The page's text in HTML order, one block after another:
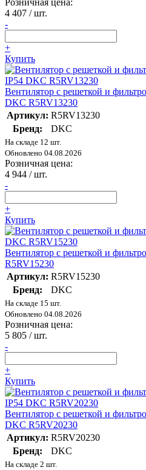
Розничная цена:
4 407 / шт.
-
+
Купить
Вентилятор c решеткой и
DKC R5RV13230
Артикул: R5RV13230
Бренд:
DKC
На складе 12 шт.
Обновлено 04.08.2026
Розничная цена:
4 944 / шт.
-
+
Купить
Вентилятор c решеткой и
R5RV15230
Артикул: R5RV15230
Бренд:
DKC
На складе 15 шт.
Обновлено 04.08.2026
Розничная цена:
5 805 / шт.
-
+
Купить
Вентилятор c решеткой и
DKC R5RV20230
Артикул: R5RV20230
Бренд:
DKC
На складе 2 шт.